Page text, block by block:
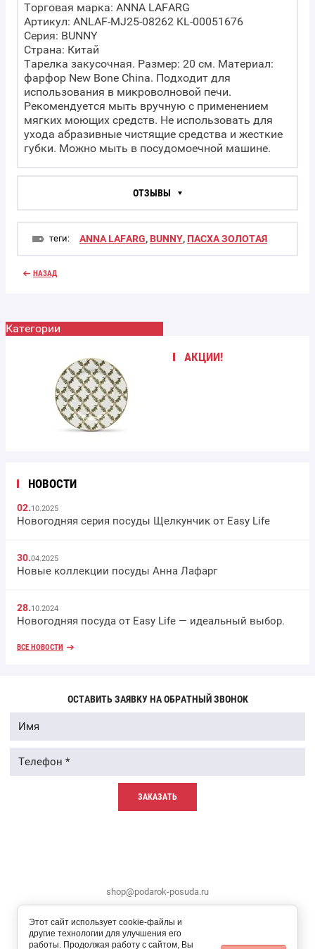
Категории
АКЦИИ!
НОВОСТИ
02.10.2025
Новогодняя серия посуды Щелкунчик от Easy Life
30.04.2025
Новые коллекции посуды Анна Лафарг
28.10.2024
Новогодняя посуда от Easy Life — идеальный выбор.
ВСЕ НОВОСТИ
Торговая марка: ANNA LAFARG
Артикул: ANLAF-MJ25-08262 KL-00051676
Серия: BUNNY
Страна: Китай
Тарелка закусочная. Размер: 20 см. Материал:
фарфор New Bone China. Подходит для
использования в микроволновой печи.
Рекомендуется мыть вручную с применением
мягких моющих средств. Не использовать для
ухода абразивные чистящие средства и жесткие
губки. Можно мыть в посудомоечной машине.
ОТЗЫВЫ
теги: ANNA LAFARG, BUNNY, ПАСХА ЗОЛОТАЯ
НАЗАД
ОСТАВИТЬ ЗАЯВКУ НА ОБРАТНЫЙ ЗВОНОК
ЗАКАЗАТЬ
shop@podarok-posuda.ru
Этот сайт использует cookie-файлы и
другие технологии для улучшения его
работы. Продолжая работу с сайтом, Вы